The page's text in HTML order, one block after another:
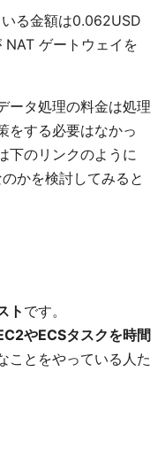
る金額は0.062USD
NAT ゲートウェイを
ータ処理の料金は処理
をする必要はなかっ
下のリンクのように
かを検討してみると
トです。
やECSタスクを時間
ことをやっている人た